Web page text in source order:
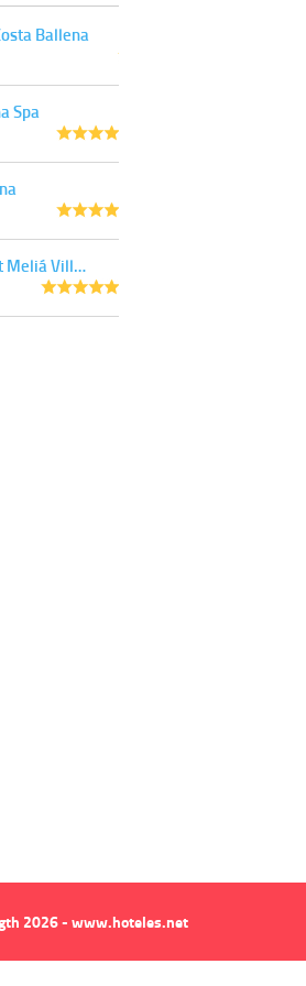
corregirla y
la
nuestra
consultar
sobre cómo
privacidad
Ballena
Spa
Meliá Vill…
2026 - www.hoteles.net